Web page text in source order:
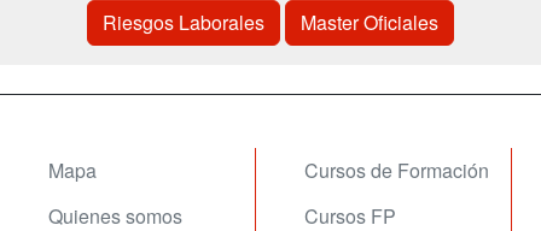
Riesgos Laborales Master Oficiales
Mapa
Quienes somos
Cursos de Formación
Cursos FP